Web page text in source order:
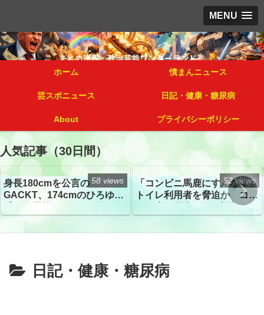
MENU
ホーム 憤まんニュース
芸スポニュース 日記・健康・糖尿病
About プライバシーポリシー
人気記事（30日間）
身長180cmを公言の
GACKT、174cmのひろゆき
トざわつき イベントでの写
真が話題
58 views
「コンビニ馬鹿にすんなよ」
トイレ利用者を脅迫か コン
52 views
日記・健康・糖尿病